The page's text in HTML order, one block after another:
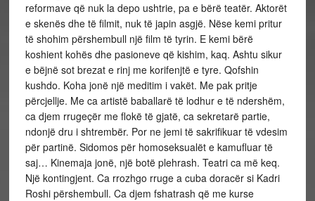
reformave që nuk la depo ushtrie, pa e bërë teatër. Aktorët
e skenës dhe të filmit, nuk të japin asgjë. Nëse kemi pritur
të shohim përshembull një film të tyrin. E kemi bërë
koshient kohës dhe pasioneve që kishim, kaq. Ashtu sikur
e bëjnë sot brezat e rinj me korifenjtë e tyre. Qofshin
kushdo. Koha jonë një meditim i vakët. Me pak pritje
përcjellje. Me ca artistë baballarë të lodhur e të ndershëm,
ca djem rrugeçër me flokë të gjatë, ca sekretarë partie,
ndonjë dru i shtrembër. Por ne jemi të sakrifikuar të vdesim
për partinë. Sidomos për homoseksualët e kamufluar të
saj… Kinemaja jonë, një botë plehrash. Teatri ca më keq.
Një kontingjent. Ca rrozhgo rruge a cuba doracër si Kadri
Roshi përshembull. Ca djem fshatrash që me kurse